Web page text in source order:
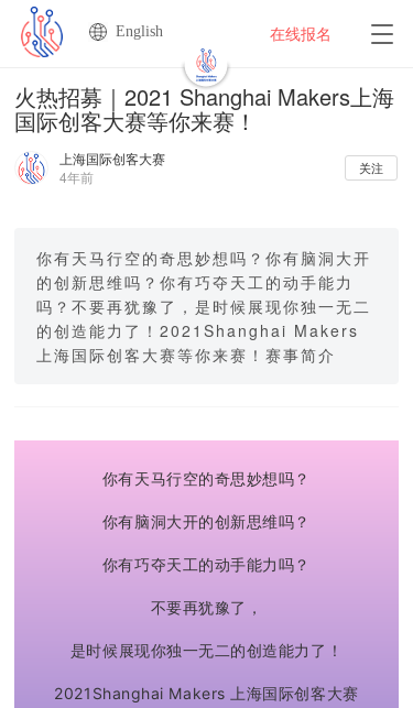
T
g
n
在线报名
English
火热招募｜2021 Shanghai Makers上海
国际创客大赛等你来赛！
上海国际创客大赛
4年前
关注
你有天马行空的奇思妙想吗？你有脑洞大开
的创新思维吗？你有巧夺天工的动手能力
吗？不要再犹豫了，是时候展现你独一无二
的创造能力了！2021Shanghai Makers
上海国际创客大赛等你来赛！赛事简介
你有天马行空的奇思妙想吗？
你有脑洞大开的创新思维吗？
你有巧夺天工的动手能力吗？
不要再犹豫了，
是时候展现你独一无二的创造能力了！
2021Shanghai Makers 上海国际创客大赛